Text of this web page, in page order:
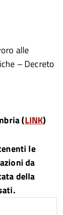
alle
– Decreto
(LINK)
le
da
della